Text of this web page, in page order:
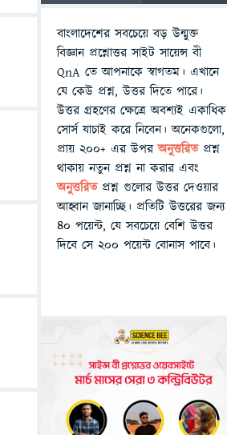
বাংলাদেশের সবচেয়ে বড় উন্মুক্ত
বিজ্ঞান প্রশ্নোত্তর সাইট সায়েন্স বী
QnA তে আপনাকে স্বাগতম। এখানে
যে কেউ প্রশ্ন, উত্তর দিতে পারে।
উত্তর গ্রহণের ক্ষেত্রে অবশ্যই একাধিক
সোর্স যাচাই করে নিবেন। অনেকগুলো,
প্রায় ২০০+ এর উপরঅনুত্তরিতপ্রশ্ন
থাকায় নতুন প্রশ্ন না করার এবং
অনুত্তরিত প্রশ্ন গুলোর উত্তর দেওয়ার
আহ্বান জানাচ্ছি। প্রতিটি উত্তরের জন্য
৪০ পয়েন্ট, যে সবচেয়ে বেশি উত্তর
দিবে সে ২০০ পয়েন্ট বোনাস পাবে।